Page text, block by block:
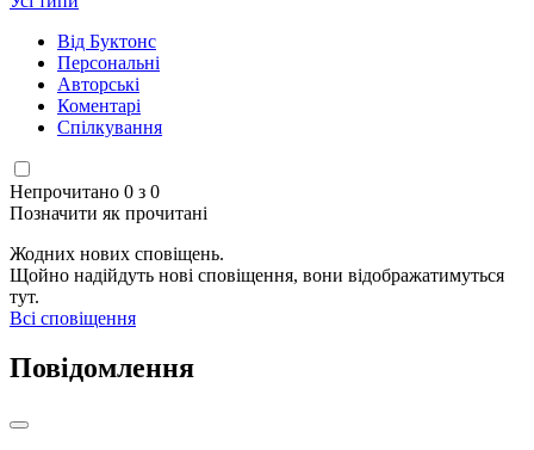
Від Буктонс
Персональні
Авторські
Коментарі
Спілкування
Непрочитано 0 з 0
Позначити як прочитані
Жодних нових сповіщень.
Щойно надійдуть нові сповіщення, вони відображатимуться
тут.
Всі сповіщення
Повідомлення